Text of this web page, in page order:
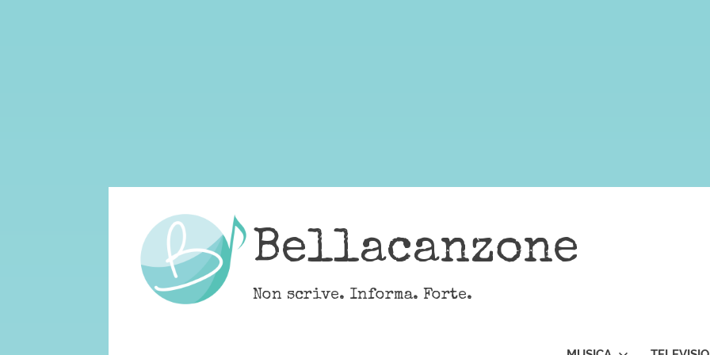
content
Bellacanzone
Non scrive. Informa. Forte.